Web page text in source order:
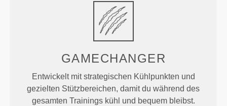
GAMECHANGER
Entwickelt mit strategischen Kühlpunkten und
gezielten Stützbereichen, damit du während des
gesamten Trainings kühl und bequem bleibst.